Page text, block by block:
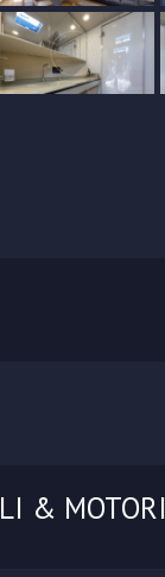
& MOTORI